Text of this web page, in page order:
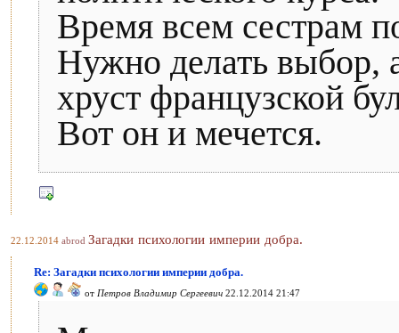
Время всем сестрам
Нужно делать выбор,
хруст французской
Вот он и мечется.
22.12.2014 abrod Загадки психологии империи добра.
Re: Загадки психологии империи добра.
от Петров Владимир Сергеевич 22.12.2014 21:47